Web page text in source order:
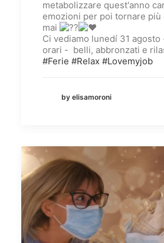
metabolizzare quest'anno
emozioni per poi tornare più
mai
Ci vediamo lunedí 31
orari - belli, abbronzati e
#Ferie #Relax #Lovemyjob
by elisamoroni